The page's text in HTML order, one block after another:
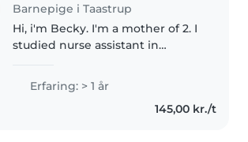
Barnepige i Taastrup
Hi, i'm Becky. I'm a mother of 2. I
studied nurse assistant in
and elderly home. I am new in
Denmark and currently looking
for a job. I am a calm, polite,..
Erfaring: > 1 år
145,00 kr./t